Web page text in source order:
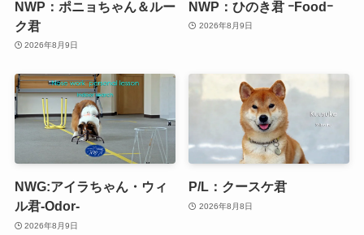
NWP：ポニョちゃん＆ルー
ク君
2026年8月9日
NWP：ひのき君 ｰFoodｰ
2026年8月9日
NWG:アイラちゃん・ウィ
ル君-Odor-
2026年8月9日
P/L：クースケ君
2026年8月8日